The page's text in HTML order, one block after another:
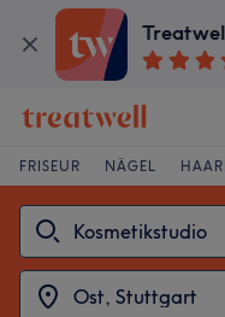
FRISEUR NÄGEL